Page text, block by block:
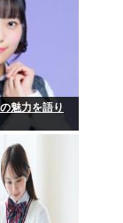
魅力を語り